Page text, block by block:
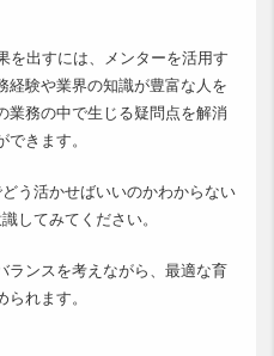
を出すには、メンターを活用す
経験や業界の知識が豊富な人を
業務の中で生じる疑問点を解消
きます。
う活かせばいいのかわからない
してみてください。
ランスを考えながら、最適な育
れます。